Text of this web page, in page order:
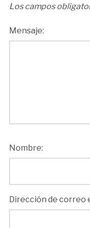
Los campos
Mensaje:
Nombre:
Dirección de correo